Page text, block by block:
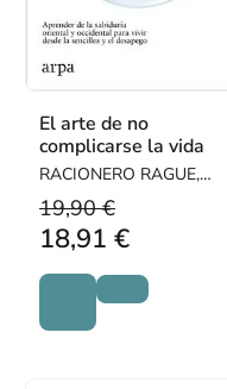
El arte de no
complicarse la vida
RACIONERO RAGUE,
ALEXIS
19,90 €
18,91 €